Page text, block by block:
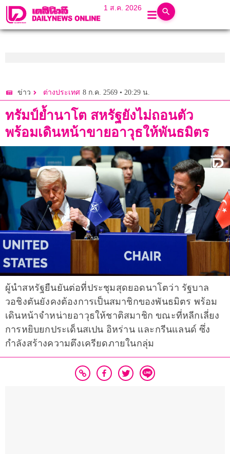
1 ส.ค. 2026
ข่าว ต่างประเทศ 8 ก.ค. 2569 • 20:29 น.
ทรัมป์ย้ำนาโต สหรัฐยังไม่ถอนตัว
พร้อมเดินหน้าขายอาวุธให้พันธมิตร
ผู้นำสหรัฐยืนยันต่อที่ประชุมสุดยอดนาโตว่า รัฐบาล
วอชิงตันยังคงต้องการเป็นสมาชิกของพันธมิตร พร้อม
เดินหน้าจำหน่ายอาวุธให้ชาติสมาชิก ขณะที่หลีกเลี่ยง
การหยิบยกประเด็นสเปน อิหร่าน และกรีนแลนด์ ซึ่ง
กำลังสร้างความตึงเครียดภายในกลุ่ม